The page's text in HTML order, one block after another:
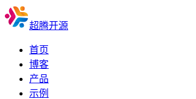
超腾开源
首页
博客
产品
示例